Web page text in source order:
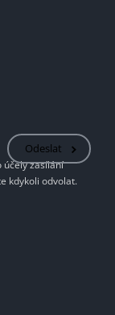
Odeslat
účely zasílání
kdykoli odvolat.